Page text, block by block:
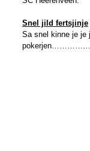
Snel jild fertsjinje
Sa snel kinne je je
pokerjen……………